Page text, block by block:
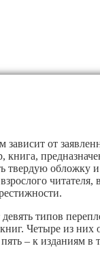
от
твердую
читателя,
типов
Четыре из них
– к изданиям в